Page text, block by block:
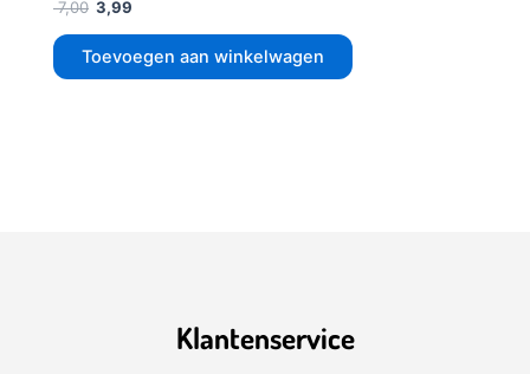
Gewaardeerd
5.00
uit 5
7,00 3,99
Toevoegen aan winkelwagen
Klantenservice